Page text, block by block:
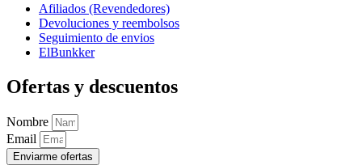
Afiliados (Revendedores)
Devoluciones y reembolsos
Seguimiento de envios
ElBunkker
Ofertas y descuentos
Nombre
Email
Enviarme ofertas